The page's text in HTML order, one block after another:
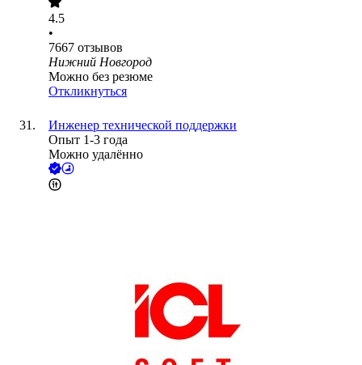
4.5
•
7667 отзывов
Нижний Новгород
Можно без резюме
Откликнуться
Инженер технической поддержки
Опыт 1-3 года
Можно удалённо